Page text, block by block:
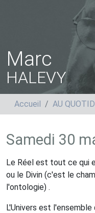
Marc
HALEVY
Accueil AU
Samedi 30
Le Réel est tout ce qui
ou le Divin (c'est le
l'ontologie) .
L'Univers est